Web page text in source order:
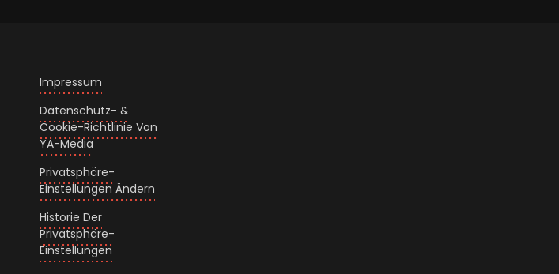
Impressum
Datenschutz- &
Cookie-Richtlinie Von
YA-Media
Privatsphäre-
Einstellungen Ändern
Historie Der
Privatsphäre-
Einstellungen